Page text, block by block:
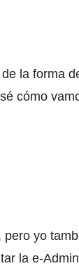
la forma
cómo
yo
la e-